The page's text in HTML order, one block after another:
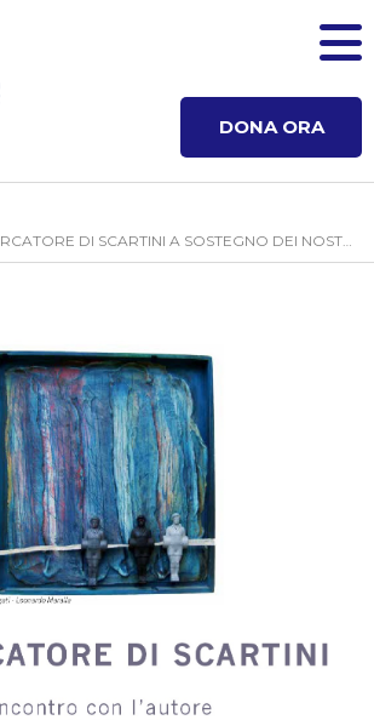
DONA ORA
DI SCARTINI A SOSTEGNO DEI NOSTRI PROGETTI